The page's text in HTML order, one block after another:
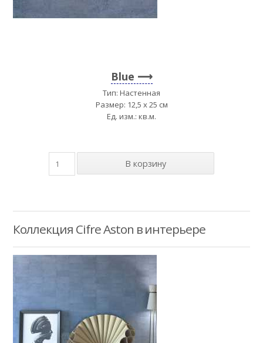
Blue
Тип: Настенная
Размер: 12,5 x 25 см
Ед. изм.: кв.м.
Коллекция Cifre Aston в интерьере